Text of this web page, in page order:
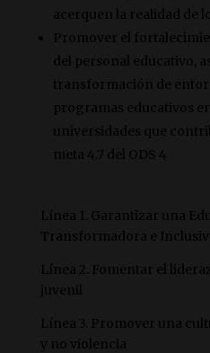
acerquen la realidad de
Promover el
del personal educativo,
transformación de
programas educativos
universidades que
meta 4.7 del ODS 4
Línea 1. Garantizar una
Transformadora e
Línea 2. Fomentar el
juvenil
Línea 3. Promover una
y no violencia